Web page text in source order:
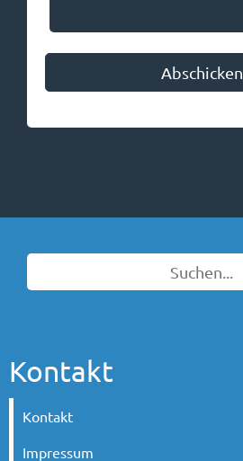
Abschicken
Kontakt
Kontakt
Impressum